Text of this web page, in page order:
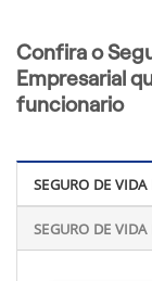
Confira o
Empresarial
funcionario
SEGURO DE
SEGURO DE